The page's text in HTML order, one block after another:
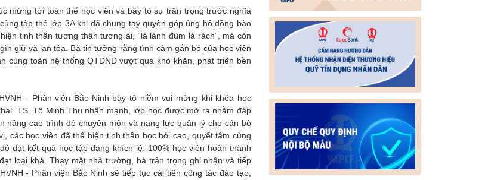
mừng tới toàn thể học viên và bày tỏ sự trân trọng trước nghĩa
tập thể lớp 3A khi đã chung tay quyên góp ủng hộ đồng bào
tinh thần tương thân tương ái, “lá lành đùm lá rách”, mà còn
giữ và lan tỏa. Bà tin tưởng rằng tình cảm gắn bó của học viên
cùng toàn hệ thống QTDND vượt qua khó khăn, phát triển bền
- Phân viện Bắc Ninh bày tỏ niềm vui mừng khi khóa học
TS. Tô Minh Thu nhấn mạnh, lớp học được mở ra nhằm đáp
cao trình độ chuyên môn và năng lực quản lý cho cán bộ
các học viên đã thể hiện tinh thần học hỏi cao, quyết tâm cùng
đạt kết quả học tập đáng khích lệ: 100% học viên hoàn thành
loại khá. Thay mặt nhà trường, bà trân trọng ghi nhận và tiếp
- Phân viện Bắc Ninh sẽ tiếp tục cải tiến công tác đào tạo,